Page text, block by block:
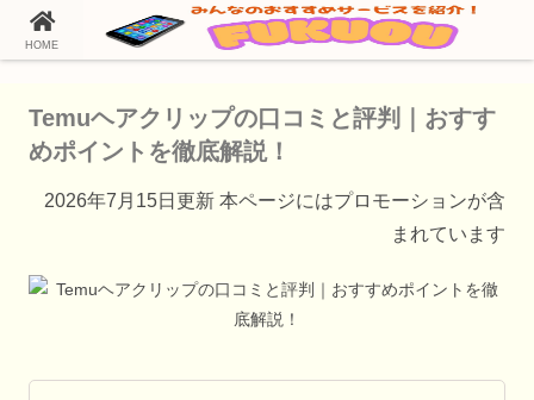
ホーム Temu（テム）の通販情報
Temuヘアクリップの口コミと評判｜おすす
めポイントを徹底解説！
2026年7月15日更新 本ページにはプロモーションが含
まれています
HOME